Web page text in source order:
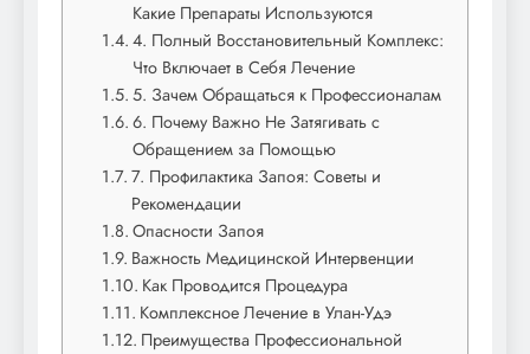
Какие Препараты Используются
4. Полный Восстановительный Комплекс:
Что Включает в Себя Лечение
5. Зачем Обращаться к Профессионалам
6. Почему Важно Не Затягивать с
Обращением за Помощью
7. Профилактика Запоя: Советы и
Рекомендации
Опасности Запоя
Важность Медицинской Интервенции
Как Проводится Процедура
Комплексное Лечение в Улан-Удэ
Преимущества Профессиональной